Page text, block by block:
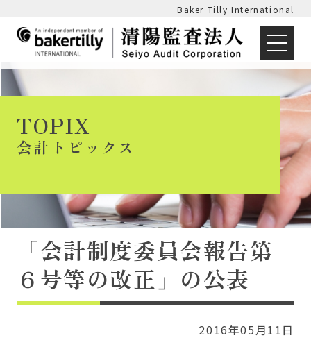
Baker Tilly International
TOPIX
会計トピックス
「会計制度委員会報告第
６号等の改正」の公表
2016年05月11日